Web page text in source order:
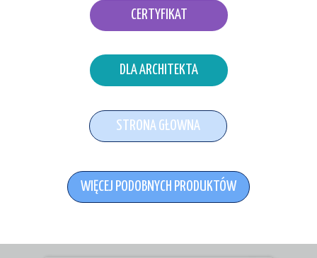
STRONA GŁOWNA
DLA ARCHITEKTA
CERTYFIKAT
WIĘCEJ PODOBNYCH PRODUKTÓW